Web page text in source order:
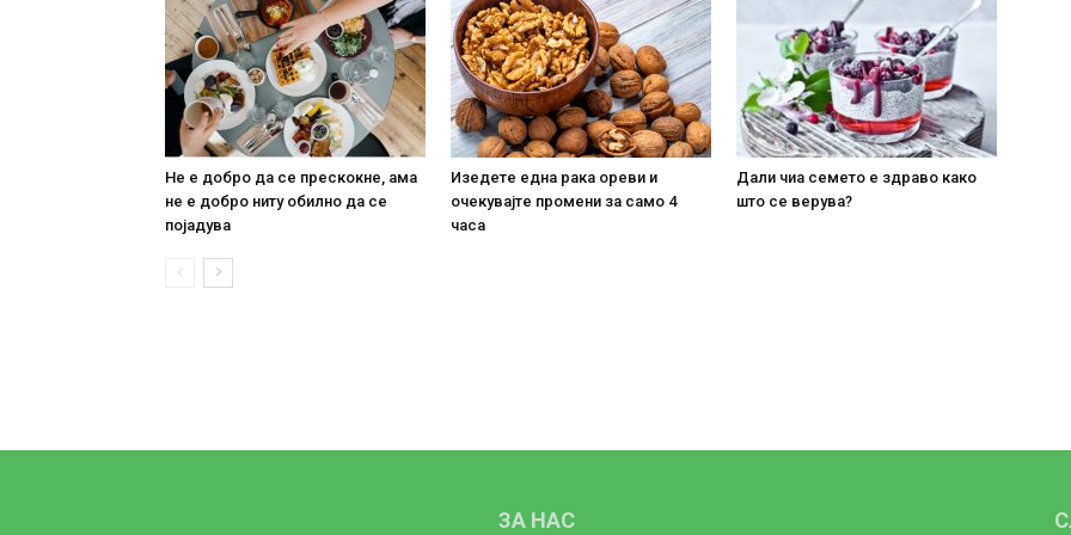
Не е добро да се прескокне, ама
не е добро ниту обилно да се
појадува
Изедете една рака ореви и
очекувајте промени за само 4
часа
Дали чиа семето е здраво како
што се верува?
ЗА НАС